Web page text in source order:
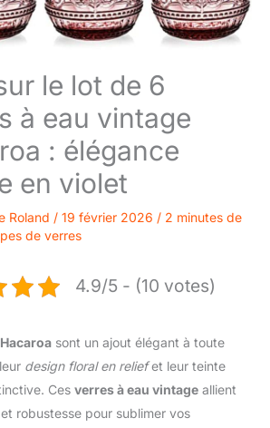
le lot de 6
à eau vintage
: élégance
en violet
Roland / 19 février 2026 / 2 minutes de
de verres
4.9/5 - (10 votes)
sont un ajout élégant à toute
design floral en reliefet leur teinte
Ces verres à eau vintage allient
robustesse pour sublimer vos